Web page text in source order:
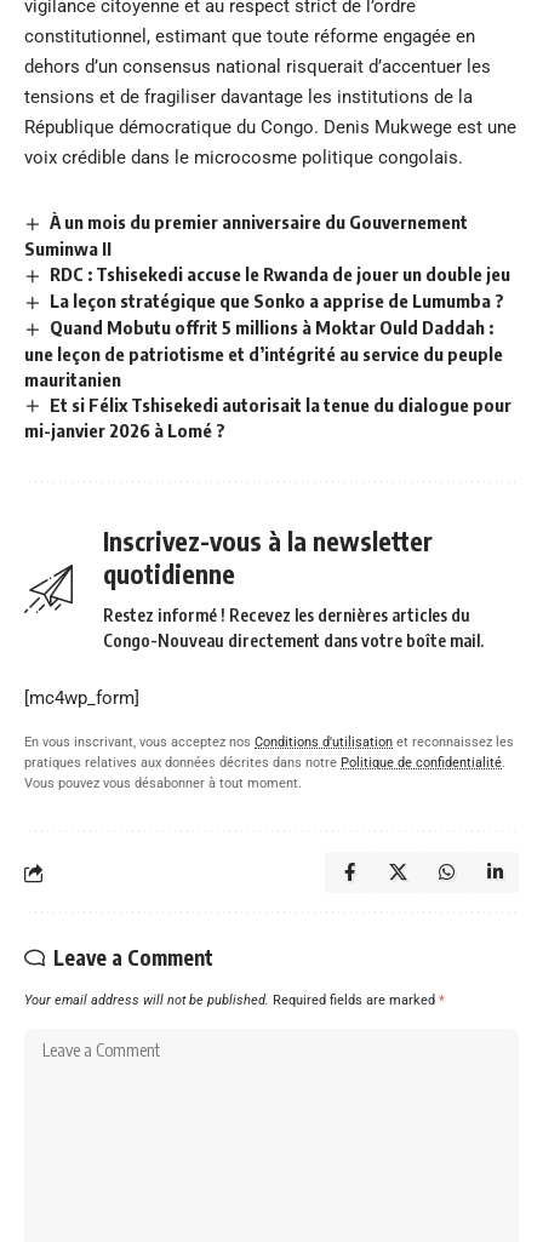
vigilance citoyenne et au respect strict de l’ordre
constitutionnel, estimant que toute réforme engagée en
dehors d’un consensus national risquerait d’accentuer les
tensions et de fragiliser davantage les institutions de la
République démocratique du Congo. Denis Mukwege est une
voix crédible dans le microcosme politique congolais.
À un mois du premier anniversaire du Gouvernement
Suminwa II
RDC : Tshisekedi accuse le Rwanda de jouer un double jeu
La leçon stratégique que Sonko a apprise de Lumumba ?
Quand Mobutu offrit 5 millions à Moktar Ould Daddah :
une leçon de patriotisme et d’intégrité au service du peuple
mauritanien
Et si Félix Tshisekedi autorisait la tenue du dialogue pour
mi-janvier 2026 à Lomé ?
Inscrivez-vous à la newsletter
quotidienne
Restez informé ! Recevez les dernières articles du
Congo-Nouveau directement dans votre boîte mail.
[mc4wp_form]
En vous inscrivant, vous acceptez nos Conditions d'utilisation et reconnaissez les
pratiques relatives aux données décrites dans notre Politique de confidentialité.
Vous pouvez vous désabonner à tout moment.
Leave a Comment
Your email address will not be published. Required fields are marked *